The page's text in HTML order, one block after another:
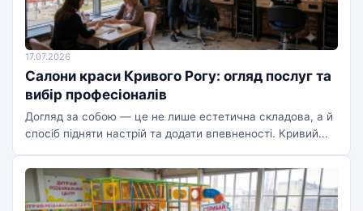
17.07.2026
Салони краси Кривого Рогу: огляд послуг та
вибір професіоналів
Догляд за собою — це не лише естетична складова, а й
спосіб підняти настрій та додати впевненості. Кривий...